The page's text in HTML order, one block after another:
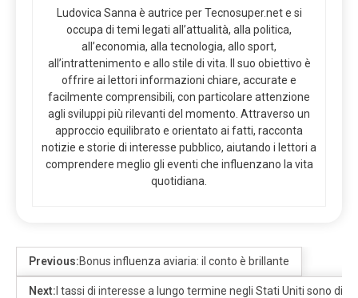
Ludovica Sanna è autrice per Tecnosuper.net e si
occupa di temi legati all’attualità, alla politica,
all’economia, alla tecnologia, allo sport,
all’intrattenimento e allo stile di vita. Il suo obiettivo è
offrire ai lettori informazioni chiare, accurate e
facilmente comprensibili, con particolare attenzione
agli sviluppi più rilevanti del momento. Attraverso un
approccio equilibrato e orientato ai fatti, racconta
notizie e storie di interesse pubblico, aiutando i lettori a
comprendere meglio gli eventi che influenzano la vita
quotidiana.
Previous:Bonus influenza aviaria: il conto è brillante
Next: I tassi di interesse a lungo termine negli Stati Uniti sono